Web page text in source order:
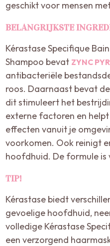
geschikt voor mensen
BELANGRIJKSTE
Kérastase Specifique
Shampoo bevat ZYNC
antibacteriële
roos. Daarnaast bevat
dit stimuleert het
externe factoren en
effecten vanuit je
voorkomen. Ook reinigt
hoofdhuid. De formule is
TIP!
Kérastase biedt
gevoelige hoofdhuid,
volledige Kérastase
een verzorgend